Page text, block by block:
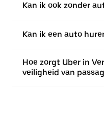
Kan ik ook zonder
Kan ik een auto
Hoe zorgt Uber in
veiligheid van